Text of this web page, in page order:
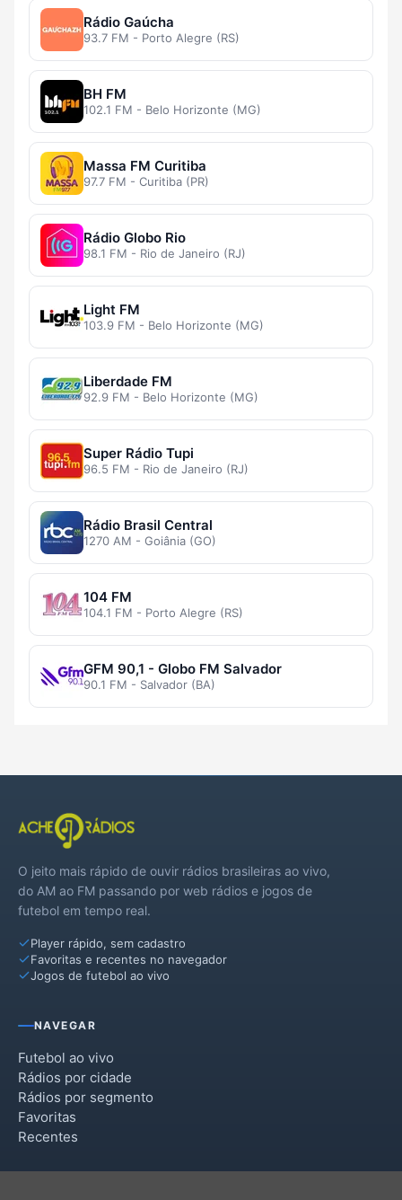
Rádio Gaúcha
93.7 FM - Porto Alegre (RS)
BH FM
102.1 FM - Belo Horizonte (MG)
Massa FM Curitiba
97.7 FM - Curitiba (PR)
Rádio Globo Rio
98.1 FM - Rio de Janeiro (RJ)
Light FM
103.9 FM - Belo Horizonte (MG)
Liberdade FM
92.9 FM - Belo Horizonte (MG)
Super Rádio Tupi
96.5 FM - Rio de Janeiro (RJ)
Rádio Brasil Central
1270 AM - Goiânia (GO)
104 FM
104.1 FM - Porto Alegre (RS)
GFM 90,1 - Globo FM Salvador
90.1 FM - Salvador (BA)
O jeito mais rápido de ouvir rádios brasileiras ao vivo,
do AM ao FM passando por web rádios e jogos de
futebol em tempo real.
Player rápido, sem cadastro
Favoritas e recentes no navegador
Jogos de futebol ao vivo
NAVEGAR
Futebol ao vivo
Rádios por cidade
Rádios por segmento
Favoritas
Recentes